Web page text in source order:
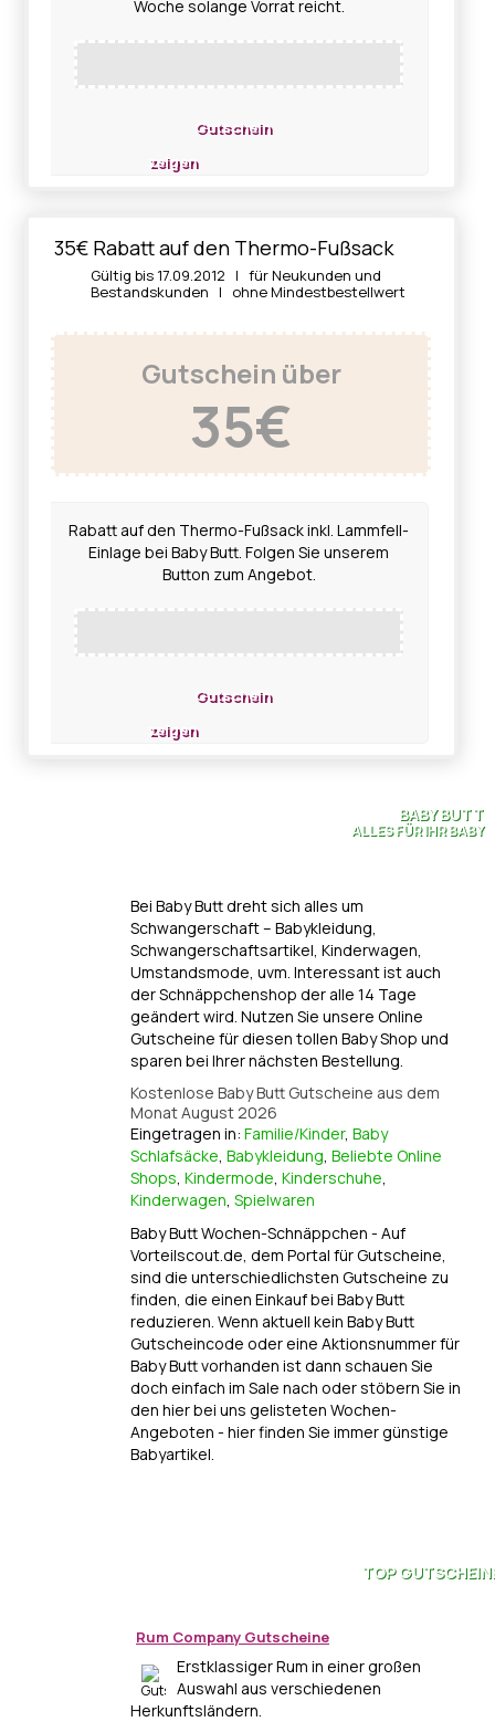
Woche solange Vorrat reicht.
Gutschein
zeigen
35€ Rabatt auf den Thermo-Fußsack
Gültig bis 17.09.2012 | für Neukunden und
Bestandskunden | ohne Mindestbestellwert
Gutschein über
35€
Rabatt auf den Thermo-Fußsack inkl. Lammfell-
Einlage bei Baby Butt. Folgen Sie unserem
Button zum Angebot.
Gutschein
zeigen
BABY BUTT
ALLES FÜR IHR BABY
Bei Baby Butt dreht sich alles um
Schwangerschaft – Babykleidung,
Schwangerschaftsartikel, Kinderwagen,
Umstandsmode, uvm. Interessant ist auch
der Schnäppchenshop der alle 14 Tage
geändert wird. Nutzen Sie unsere Online
Gutscheine für diesen tollen Baby Shop und
sparen bei Ihrer nächsten Bestellung.
Kostenlose Baby Butt Gutscheine aus dem
Monat August 2026
Eingetragen in: Familie/Kinder, Baby
Schlafsäcke, Babykleidung, Beliebte Online
Shops, Kindermode, Kinderschuhe,
Kinderwagen, Spielwaren
Baby Butt Wochen-Schnäppchen - Auf
Vorteilscout.de, dem Portal für Gutscheine,
sind die unterschiedlichsten Gutscheine zu
finden, die einen Einkauf bei Baby Butt
reduzieren. Wenn aktuell kein Baby Butt
Gutscheincode oder eine Aktionsnummer für
Baby Butt vorhanden ist dann schauen Sie
doch einfach im Sale nach oder stöbern Sie in
den hier bei uns gelisteten Wochen-
Angeboten - hier finden Sie immer günstige
Babyartikel.
TOP
Rum Company Gutscheine
Erstklassiger Rum in einer großen
Auswahl aus verschiedenen
Herkunftsländern.